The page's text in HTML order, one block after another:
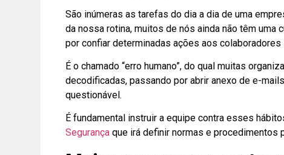
São inúmeras as tarefas do dia a dia de uma
da nossa rotina, muitos de nós ainda não têm
por confiar determinadas ações aos
É o chamado “erro humano”, do qual muitas
decodificadas, passando por abrir anexo de e-
questionável.
É fundamental instruir a equipe contra esses
Segurança que irá definir normas e procedimentos